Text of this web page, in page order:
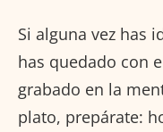
Si alguna vez has
has quedado con
grabado en la
plato, prepárate: